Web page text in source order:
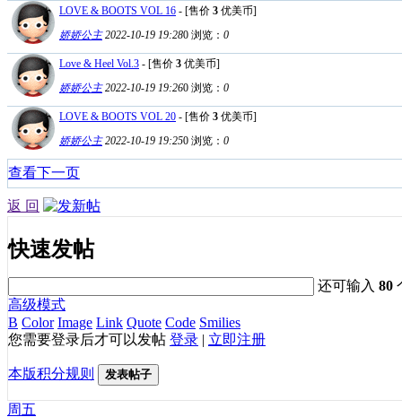
LOVE & BOOTS VOL 16 - [售价 3 优美币]
娇娇公主 2022-10-19 19:280 浏览： 0
Love & Heel Vol.3 - [售价 3 优美币]
娇娇公主 2022-10-19 19:260 浏览： 0
LOVE & BOOTS VOL 20 - [售价 3 优美币]
娇娇公主 2022-10-19 19:250 浏览： 0
查看下一页
返 回
快速发帖
还可输入80
高级模式
B Color Image Link Quote Code Smilies
您需要登录后才可以发帖 登录 | 立即注册
本版积分规则 发表帖子
周五